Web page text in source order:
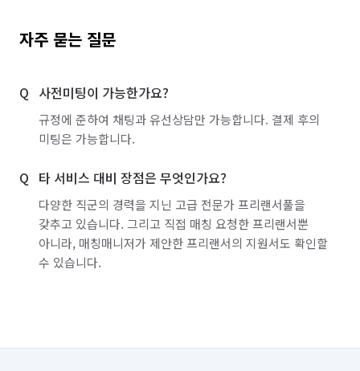
자주 묻는 질문
사전미팅이 가능한가요?
규정에 준하여 채팅과 유선상담만 가능합니다. 결제 후의
미팅은 가능합니다.
타 서비스 대비 장점은 무엇인가요?
다양한 직군의 경력을 지닌 고급 전문가 프리랜서풀을
갖추고 있습니다. 그리고 직접 매칭 요청한 프리랜서뿐
아니라, 매칭매니저가 제안한 프리랜서의 지원서도 확인할
수 있습니다.